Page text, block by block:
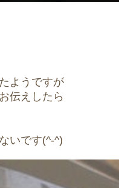
ようですが
伝えしたら
いです(^-^)